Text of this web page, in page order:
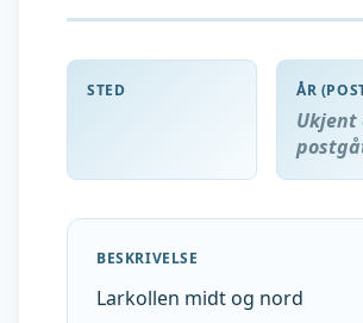
STED ÅR
Ukjent
BESKRIVELSE
Larkollen midt og nord